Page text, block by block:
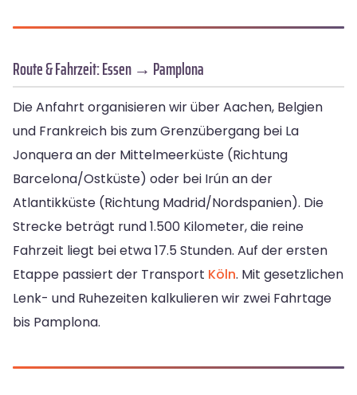
Route & Fahrzeit: Essen → Pamplona
Die Anfahrt organisieren wir über Aachen, Belgien
und Frankreich bis zum Grenzübergang bei La
Jonquera an der Mittelmeerküste (Richtung
Barcelona/Ostküste) oder bei Irún an der
Atlantikküste (Richtung Madrid/Nordspanien). Die
Strecke beträgt rund 1.500 Kilometer, die reine
Fahrzeit liegt bei etwa 17.5 Stunden. Auf der ersten
Etappe passiert der Transport Köln. Mit gesetzlichen
Lenk- und Ruhezeiten kalkulieren wir zwei Fahrtage
bis Pamplona.